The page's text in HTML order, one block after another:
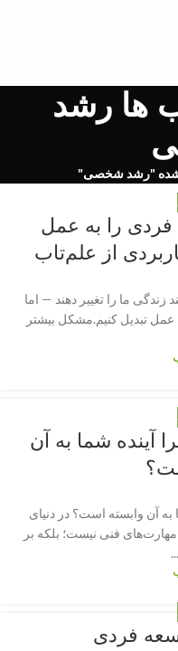
ها رشد
"رشد شخصی"
فردی را به عمل
از علم‌تاب
ما را تغییر دهند — اما
تبدیل کنیم.مشکل بیشتر
شما به آن
آن وابسته است؟ در دنیای
فنی نیست؛ بلکه بر
فردی